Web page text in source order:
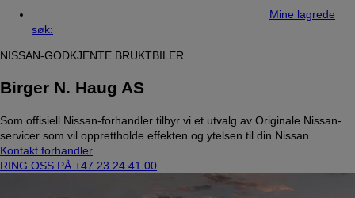
Mine lagrede
søk:
NISSAN-GODKJENTE BRUKTBILER
Birger N. Haug AS
Som offisiell Nissan-forhandler tilbyr vi et utvalg av Originale Nissan-
servicer som vil opprettholde effekten og ytelsen til din Nissan.
Kontakt forhandler
RING OSS PÅ +47 23 24 41 00